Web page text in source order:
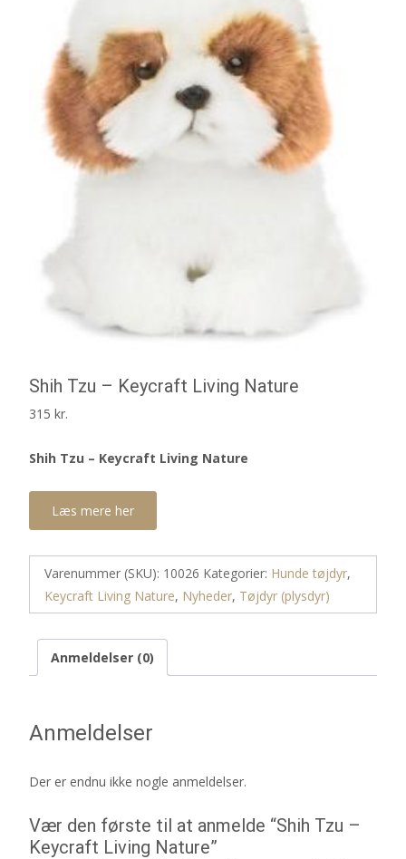
Shih Tzu – Keycraft Living Nature
315 kr.
Shih Tzu – Keycraft Living Nature
Læs mere her
Varenummer (SKU): 10026 Kategorier: Hunde tøjdyr,
Keycraft Living Nature, Nyheder, Tøjdyr (plysdyr)
Anmeldelser (0)
Anmeldelser
Der er endnu ikke nogle anmeldelser.
Vær den første til at anmelde “Shih Tzu –
Keycraft Living Nature”